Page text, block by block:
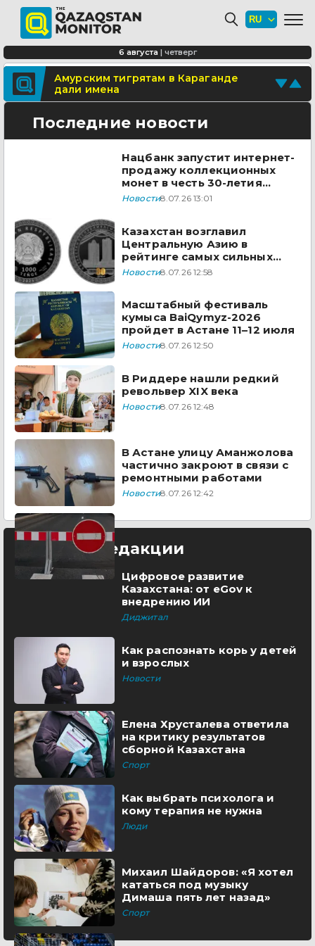
Поделитесь новостью
Отправьте свои новости и события
6 августа | четверг
Студенты Казахстана разработали
более 440 ИИ-проектов
В Атырау построят студенческое
общежитие
Амурским тигрятам в Караганде
дали имена
Последние новости
Нацбанк запустит интернет-
продажу коллекционных
монет в честь 30-летия
парламента
Новости8.07.26 13:01
Казахстан возглавил
Центральную Азию в
рейтинге самых сильных
паспортов
Новости8.07.26 12:58
Масштабный фестиваль
кумыса BaiQymyz-2026
пройдет в Астане 11–12 июля
Новости8.07.26 12:50
В Риддере нашли редкий
револьвер XIX века
Новости8.07.26 12:48
В Астане улицу Аманжолова
частично закроют в связи с
ремонтными работами
Новости8.07.26 12:42
Выбор редакции
Цифровое развитие
Казахстана: от eGov к
внедрению ИИ
Диджитал
Как распознать корь у детей
и взрослых
Новости
Елена Хрусталева ответила
на критику результатов
сборной Казахстана
Спорт
Как выбрать психолога и
кому терапия не нужна
Люди
Михаил Шайдоров: «Я хотел
кататься под музыку
Димаша пять лет назад»
Спорт